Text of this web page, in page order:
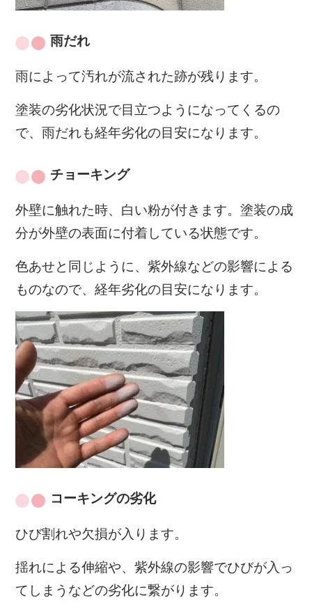
雨だれ
雨によって汚れが流された跡が残ります。
塗装の劣化状況で目立つようになってくるの
で、雨だれも経年劣化の目安になります。
チョーキング
外壁に触れた時、白い粉が付きます。塗装の成
分が外壁の表面に付着している状態です。
色あせと同じように、紫外線などの影響による
ものなので、経年劣化の目安になります。
コーキングの劣化
ひび割れや欠損が入ります。
揺れによる伸縮や、紫外線の影響でひびが入っ
てしまうなどの劣化に繋がります。